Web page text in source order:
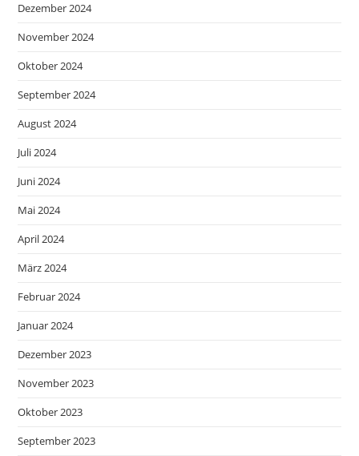
Dezember 2024
November 2024
Oktober 2024
September 2024
August 2024
Juli 2024
Juni 2024
Mai 2024
April 2024
März 2024
Februar 2024
Januar 2024
Dezember 2023
November 2023
Oktober 2023
September 2023